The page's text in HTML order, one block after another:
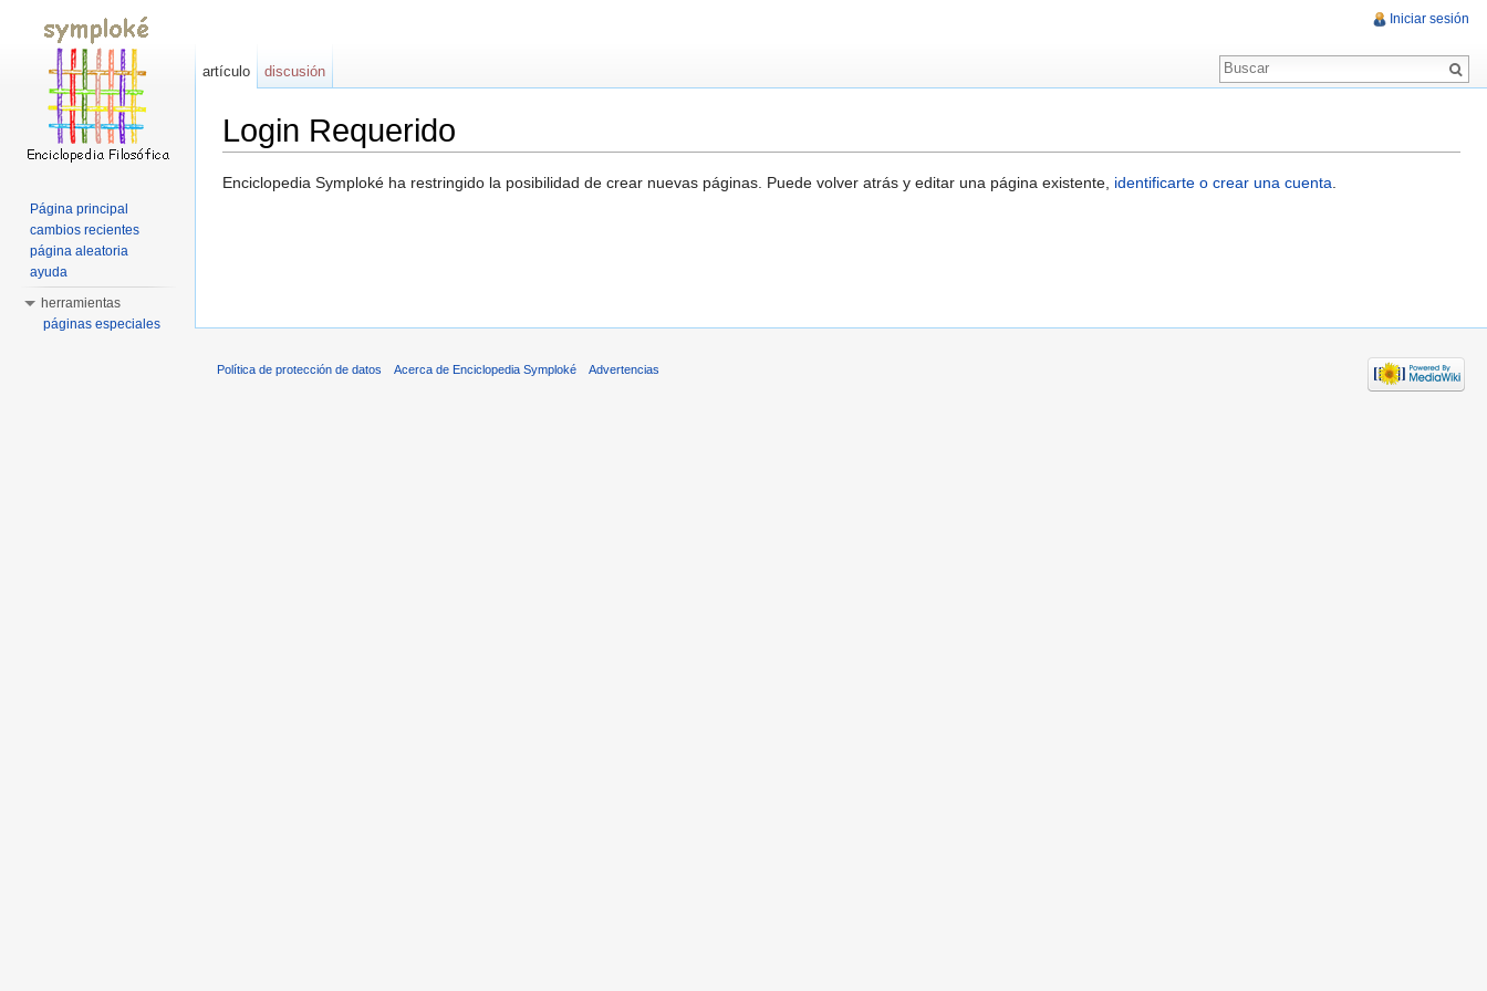
Login Requerido
Enciclopedia Symploké ha restringido la posibilidad de crear nuevas páginas. Puede volver atrás y editar una página existente, identificarte o crear una cuenta.
Iniciar sesión
artículo discusión
Página principal
cambios recientes
página aleatoria
ayuda
herramientas
páginas especiales
Política de protección de datos Acerca de Enciclopedia Symploké Advertencias